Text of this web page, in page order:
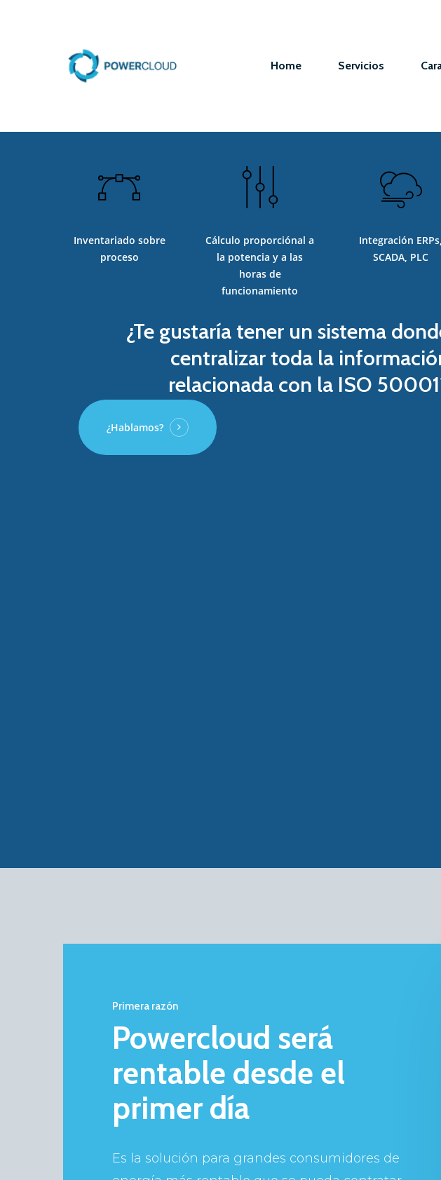
Hit enter to search or ESC to close
Home Servicios
Inventariado sobre
proceso
Cálculo proporciónal a
la potencia y a las
horas de
funcionamiento
Integración ERPs,
SCADA, PLC
¿Te gustaría tener un sistema
centralizar toda la
relacionada con la ISO
¿Hablamos?
Primera razón
Powercloud será
rentable desde el
primer día
Es la solución para grandes consumidores de